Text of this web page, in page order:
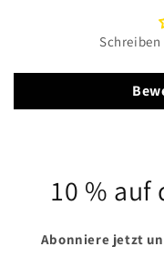
10 %
Abonniere jetzt